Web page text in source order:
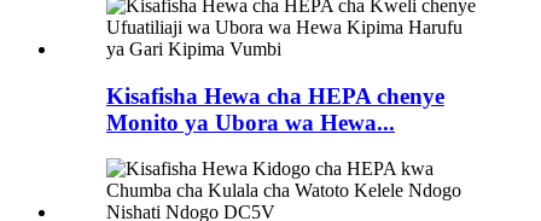
Kisafisha Hewa cha HEPA chenye
Monito ya Ubora wa Hewa...